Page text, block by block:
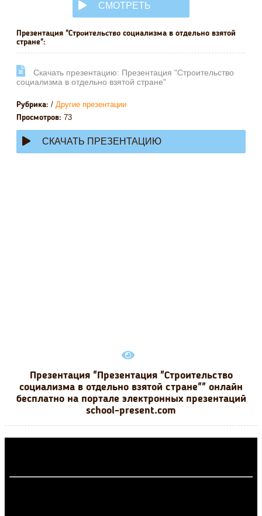
СМОТРЕТЬ
Презентация "Строительство социализма в отдельно взятой
стране":
Cкачать презентацию: Презентация "Строительство
социализма в отдельно взятой стране"
Рубрика: / Другие презентации
Просмотров: 73
СКАЧАТЬ ПРЕЗЕНТАЦИЮ
Презентация "Презентация "Строительство
социализма в отдельно взятой стране"" онлайн
бесплатно на портале электронных презентаций
school-present.com